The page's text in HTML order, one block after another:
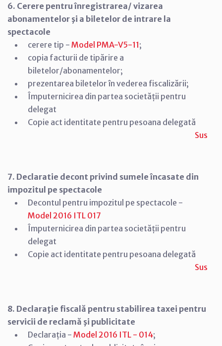
6. Cerere pentru înregistrarea/ vizarea
abonamentelor şi a biletelor de intrare la
spectacole
cerere tip - Model PMA-V5-11;
copia facturii de tipărire a
biletelor/abonamentelor;
prezentarea biletelor în vederea fiscalizării;
Împuternicirea din partea societății pentru
delegat
Copie act identitate pentru pesoana delegată
Sus
7. Declaratie decont privind sumele încasate din
impozitul pe spectacole
Decontul pentru impozitul pe spectacole -
Model 2016 ITL 017
Împuternicirea din partea societății pentru
delegat
Copie act identitate pentru pesoana delegată
Sus
8. Declaraţie fiscală pentru stabilirea taxei pentru
servicii de reclamă şi publicitate
Declarația - Model 2016 ITL - 014;